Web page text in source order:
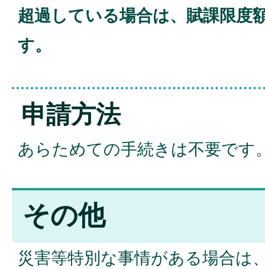
超過している場合は、賦課限度
す。
申請方法
あらためての手続きは不要です
その他
災害等特別な事情がある場合は